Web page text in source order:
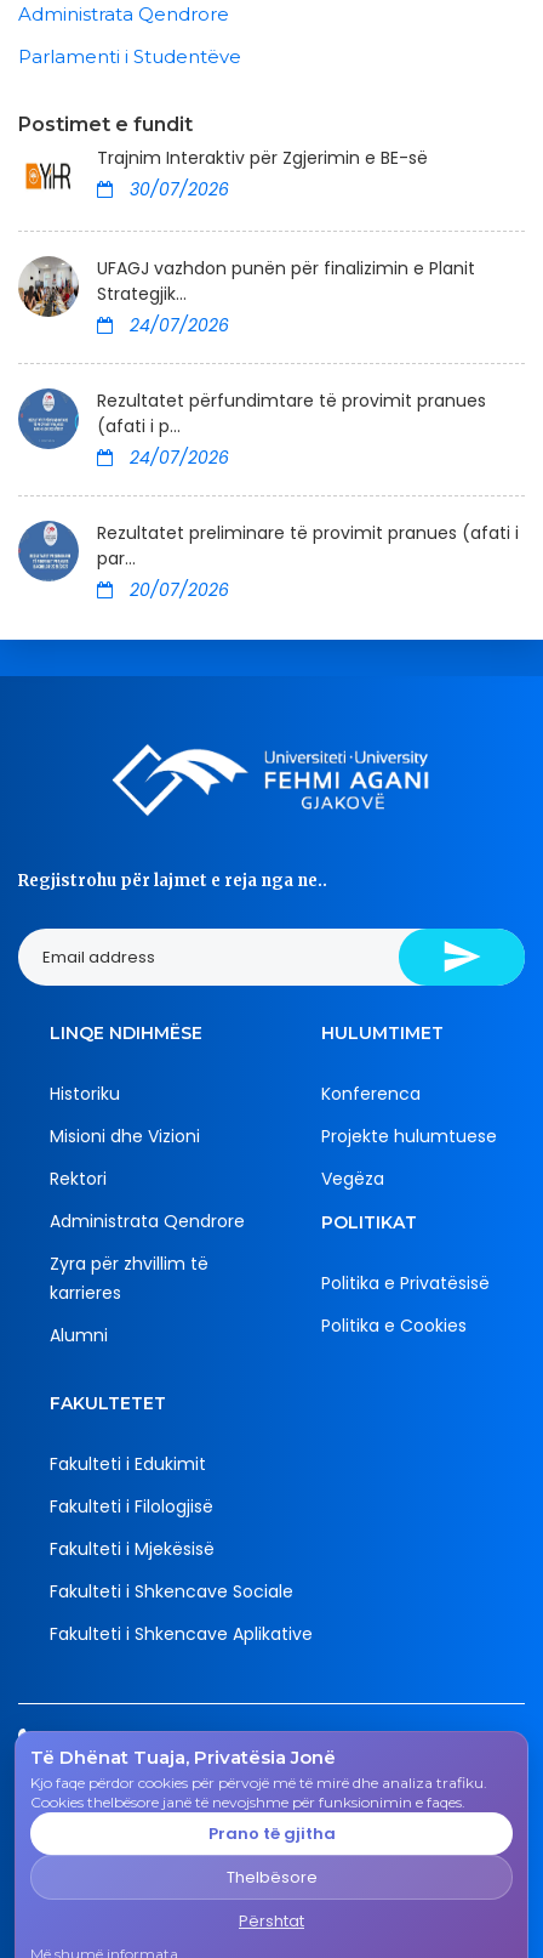
Administrata Qendrore
Parlamenti i Studentëve
Postimet e fundit
Trajnim Interaktiv për Zgjerimin e BE-së
30/07/2026
UFAGJ vazhdon punën për finalizimin e Planit
Strategjik...
24/07/2026
Rezultatet përfundimtare të provimit pranues
(afati i p...
24/07/2026
Rezultatet preliminare të provimit pranues (afati i
par...
20/07/2026
Të Dhënat Tuaja, Privatësia Jonë
Kjo faqe përdor cookies për përvojë më të mirë dhe analiza trafiku.
Cookies thelbësore janë të nevojshme për funksionimin e faqes.
Prano të gjitha
Thelbësore
Përshtat
Më shumë informata
Regjistrohu për lajmet e reja nga ne..
LINQE NDIHMËSE
Historiku
Misioni dhe Vizioni
Rektori
Administrata Qendrore
Zyra për zhvillim të
karrieres
Alumni
HULUMTIMET
Konferenca
Projekte hulumtuese
Vegëza
POLITIKAT
Politika e Privatësisë
Politika e Cookies
FAKULTETET
Fakulteti i Edukimit
Fakulteti i Filologjisë
Fakulteti i Mjekësisë
Fakulteti i Shkencave Sociale
Fakulteti i Shkencave Aplikative
Tel.
038 200 20 831
Email
rektorati@uni-gjk.org
Rektorati - Rr. "Ismail Qemali", n.n., 50 000 Gjakovë,
Republika e Kosovës